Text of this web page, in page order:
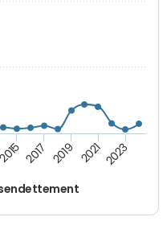
2015 2017 2019 2021 2023